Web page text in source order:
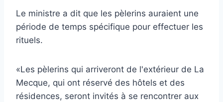
Le ministre a dit que les pèlerins auraient une
période de temps spécifique pour effectuer les
rituels.
«Les pèlerins qui arriveront de l'extérieur de La
Mecque, qui ont réservé des hôtels et des
résidences, seront invités à se rencontrer aux